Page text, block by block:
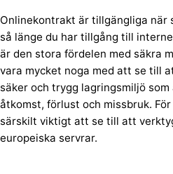
Onlinekontrakt är tillgängliga när
så länge du har tillgång till
är den stora fördelen med säkra
vara mycket noga med att se till
säker och trygg lagringsmiljö
åtkomst, förlust och missbruk.
särskilt viktigt att se till att
europeiska servrar.